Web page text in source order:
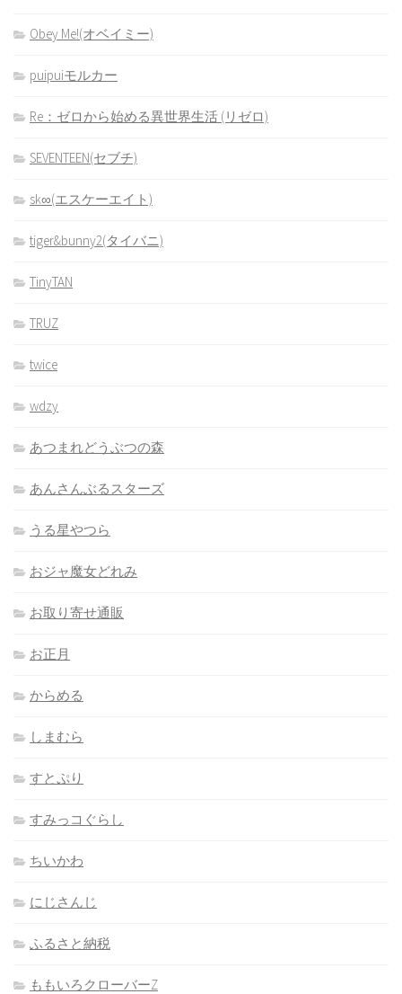
Obey Me!(オベイミー)
puipuiモルカー
Re：ゼロから始める異世界生活 (リゼロ)
SEVENTEEN(セブチ)
sk∞(エスケーエイト)
tiger&bunny2(タイバニ)
TinyTAN
TRUZ
twice
wdzy
あつまれどうぶつの森
あんさんぶるスターズ
うる星やつら
おジャ魔女どれみ
お取り寄せ通販
お正月
からめる
しまむら
すとぷり
すみっコぐらし
ちいかわ
にじさんじ
ふるさと納税
ももいろクローバーZ